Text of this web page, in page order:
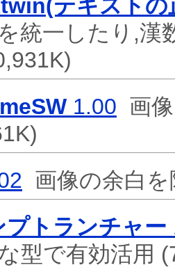
テキストの
統一したり,漢
1.00 画
画像の余白
トランチャー
型で有効活用